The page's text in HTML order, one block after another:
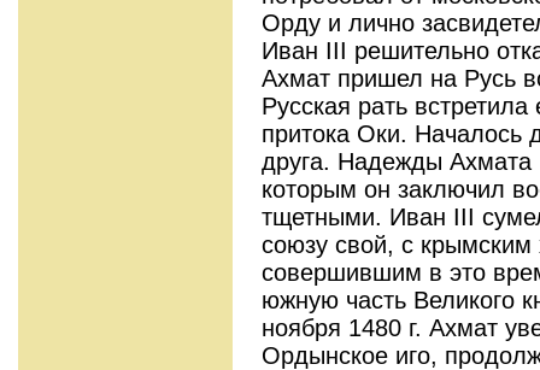
Орду и лично
Иван III решительно
Ахмат пришел на Русь
Русская рать
притока Оки. Началось
друга. Надежды
которым он заключил
тщетными. Иван III
союзу свой, с
совершившим в это
южную часть Великого
ноября 1480 г. Ахмат
Ордынское иго,